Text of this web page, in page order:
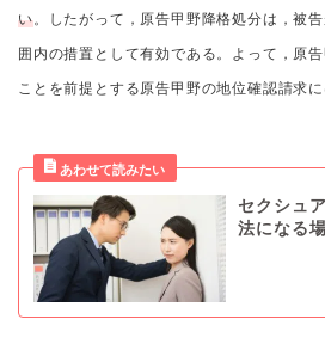
い。したがって，原告甲野降格処分は，被
囲内の措置として有効である。よって，原
ことを前提とする原告甲野の地位確認請求
セクシュ
法になる